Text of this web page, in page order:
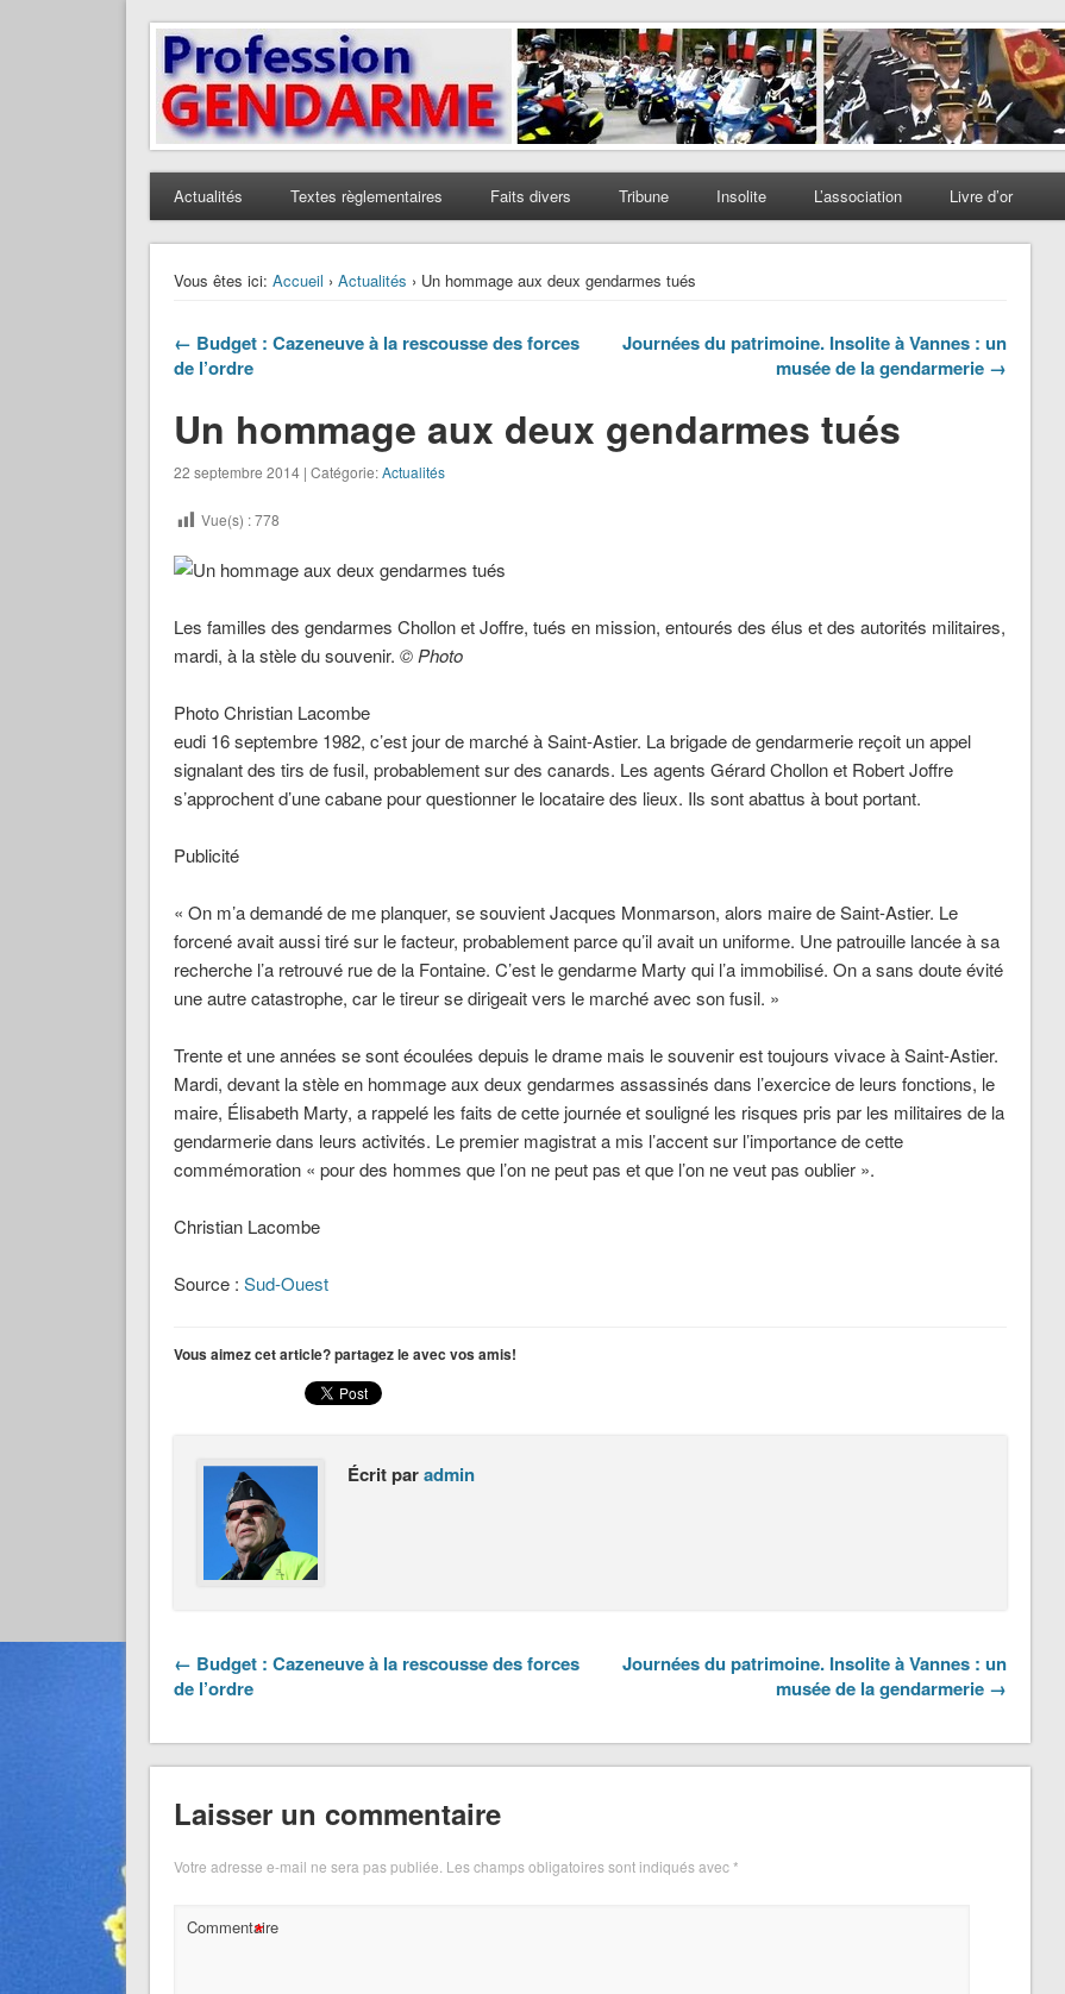
Profession Gendarme
Le journal des gendarmes
Actualités Textes règlementaires Faits divers Tribune Insolite L’association Livre d’or
Vous êtes ici: Accueil › Actualités › Un hommage aux deux gendarmes tués
← Budget : Cazeneuve à la rescousse des forces
de l’ordre
Journées du patrimoine. Insolite à Vannes : un
musée de la gendarmerie →
Un hommage aux deux gendarmes tués
22 septembre 2014 | Catégorie:Actualités
Vue(s) :778
Les familles des gendarmes Chollon et Joffre, tués en mission, entourés des élus et des autorités militaires,
mardi, à la stèle du souvenir. © Photo
Photo Christian Lacombe
eudi 16 septembre 1982, c’est jour de marché à Saint-Astier. La brigade de gendarmerie reçoit un appel
signalant des tirs de fusil, probablement sur des canards. Les agents Gérard Chollon et Robert Joffre
s’approchent d’une cabane pour questionner le locataire des lieux. Ils sont abattus à bout portant.
Publicité
« On m’a demandé de me planquer, se souvient Jacques Monmarson, alors maire de Saint-Astier. Le
forcené avait aussi tiré sur le facteur, probablement parce qu’il avait un uniforme. Une patrouille lancée à sa
recherche l’a retrouvé rue de la Fontaine. C’est le gendarme Marty qui l’a immobilisé. On a sans doute évité
une autre catastrophe, car le tireur se dirigeait vers le marché avec son fusil. »
Trente et une années se sont écoulées depuis le drame mais le souvenir est toujours vivace à Saint-Astier.
Mardi, devant la stèle en hommage aux deux gendarmes assassinés dans l’exercice de leurs fonctions, le
maire, Élisabeth Marty, a rappelé les faits de cette journée et souligné les risques pris par les militaires de la
gendarmerie dans leurs activités. Le premier magistrat a mis l’accent sur l’importance de cette
commémoration « pour des hommes que l’on ne peut pas et que l’on ne veut pas oublier ».
Christian Lacombe
Source : Sud-Ouest
Vous aimez cet article? partagez le avec vos amis!
Écrit paradmin
← Budget : Cazeneuve à la rescousse des forces
de l’ordre
Journées du patrimoine. Insolite à Vannes : un
musée de la gendarmerie →
Laisser un commentaire
Votre adresse e-mail ne sera pas publiée. Les champs obligatoires sont indiqués avec*
Commentaire
*